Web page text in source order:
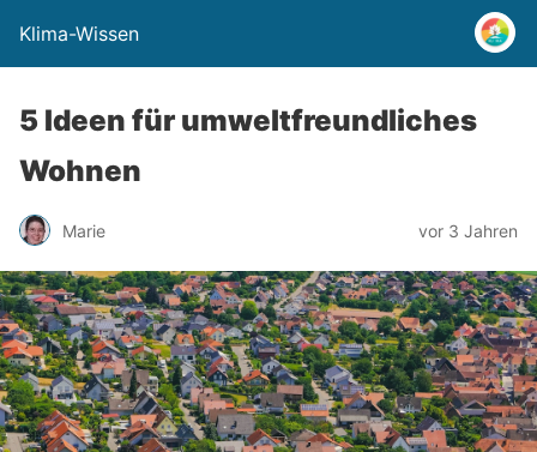
Klima-Wissen
5 Ideen für umweltfreundliches
Wohnen
Marie vor 3 Jahren